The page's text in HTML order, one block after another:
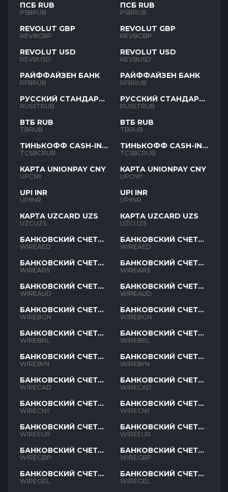
ПСБ RUB
PSBRUB
REVOLUT GBP
REVBGBP
REVOLUT USD
REVBUSD
РАЙФФАЙЗЕН БАНК
RFBRUB
РУССКИЙ СТАНДАРТ
RUB
RUSSTRUB
ВТБ RUB
TBRUB
ТИНЬКОФФ CASH-IN
RUB
TCSBCRUB
КАРТА UNIONPAY CNY
UPCNY
UPI INR
UPIINR
КАРТА UZCARD UZS
UZCUZS
БАНКОВСКИЙ СЧЕТ
AED
WIREAED
БАНКОВСКИЙ СЧЕТ
ARS
WIREARS
БАНКОВСКИЙ СЧЕТ
AUD
WIREAUD
БАНКОВСКИЙ СЧЕТ
BGN
WIREBGN
БАНКОВСКИЙ СЧЕТ
BRL
WIREBRL
БАНКОВСКИЙ СЧЕТ
BYN
WIREBYN
БАНКОВСКИЙ СЧЕТ
CAD
WIRECAD
БАНКОВСКИЙ СЧЕТ
CNY
WIRECNY
БАНКОВСКИЙ СЧЕТ
EUR
WIREEUR
БАНКОВСКИЙ СЧЕТ
GBP
WIREGBP
БАНКОВСКИЙ СЧЕТ
GEL
WIREGEL
ПСБ RUB
PSBRUB
REVOLUT GBP
REVBGBP
REVOLUT USD
REVBUSD
РАЙФФАЙЗЕН БАНК
RFBRUB
РУССКИЙ СТАНДАРТ
RUB
RUSSTRUB
ВТБ RUB
TBRUB
ТИНЬКОФФ CASH-IN
RUB
TCSBCRUB
КАРТА UNIONPAY CNY
UPCNY
UPI INR
UPIINR
КАРТА UZCARD UZS
UZCUZS
БАНКОВСКИЙ СЧЕТ
AED
WIREAED
БАНКОВСКИЙ СЧЕТ
ARS
WIREARS
БАНКОВСКИЙ СЧЕТ
AUD
WIREAUD
БАНКОВСКИЙ СЧЕТ
BGN
WIREBGN
БАНКОВСКИЙ СЧЕТ
BRL
WIREBRL
БАНКОВСКИЙ СЧЕТ
BYN
WIREBYN
БАНКОВСКИЙ СЧЕТ
CAD
WIRECAD
БАНКОВСКИЙ СЧЕТ
CNY
WIRECNY
БАНКОВСКИЙ СЧЕТ
EUR
WIREEUR
БАНКОВСКИЙ СЧЕТ
GBP
WIREGBP
БАНКОВСКИЙ СЧЕТ
GEL
WIREGEL